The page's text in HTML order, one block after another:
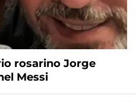
rosarino Jorge
Messi